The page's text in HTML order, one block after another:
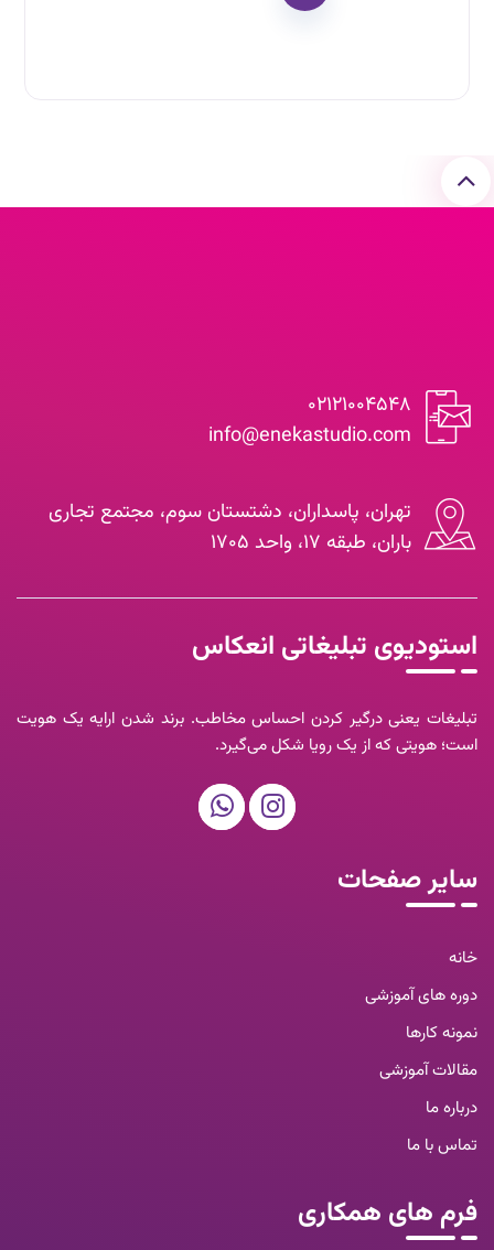
۰۲۱۲۱۰۰۴۵۴۸
info@enekastudio.com
تهران، پاسداران، دشتستان سوم، مجتمع تجاری
باران، طبقه ۱۷، واحد ۱۷۰۵
استودیوی تبلیغاتی انعکاس
تبلیغات یعنی درگیر کردن احساس مخاطب. برند شدن ارایه یک هویت
است؛ هویتی که از یک رویا شکل می‌گیرد.
سایر صفحات
خانه
دوره های آموزشی
نمونه کارها
مقالات آموزشی
درباره ما
تماس با ما
فرم های همکاری